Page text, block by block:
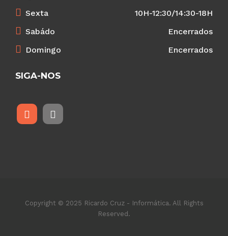
Sexta
10H-12:30/14:30-18H
Sabádo
Encerrados
Domingo
Encerrados
SIGA-NOS
Copyright © 2025 Ricardo Cruz - Informática. All Rights
Reserved.